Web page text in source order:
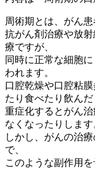
周術期とは、がん
抗がん剤治療や放
療ですが、
同時に正常な細胞
われます。
口腔乾燥や口腔粘
たり食べたり飲んだ
重症化するとがん
なくなったりします
しかし、がんの治
で、
このような副作用